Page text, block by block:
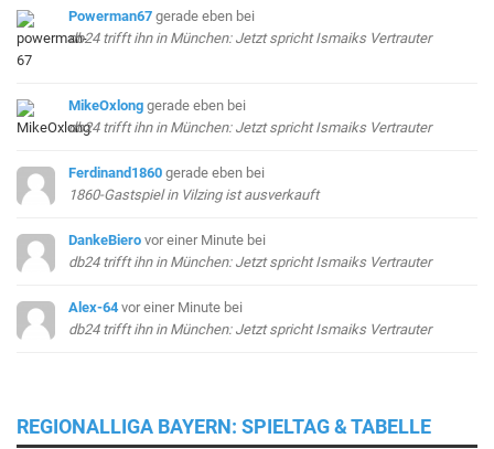
Powerman67 gerade eben bei
db24 trifft ihn in München: Jetzt spricht Ismaiks Vertrauter
MikeOxlong gerade eben bei
db24 trifft ihn in München: Jetzt spricht Ismaiks Vertrauter
Ferdinand1860 gerade eben bei
1860-Gastspiel in Vilzing ist ausverkauft
DankeBiero vor einer Minute bei
db24 trifft ihn in München: Jetzt spricht Ismaiks Vertrauter
Alex-64 vor einer Minute bei
db24 trifft ihn in München: Jetzt spricht Ismaiks Vertrauter
REGIONALLIGA BAYERN: SPIELTAG & TABELLE